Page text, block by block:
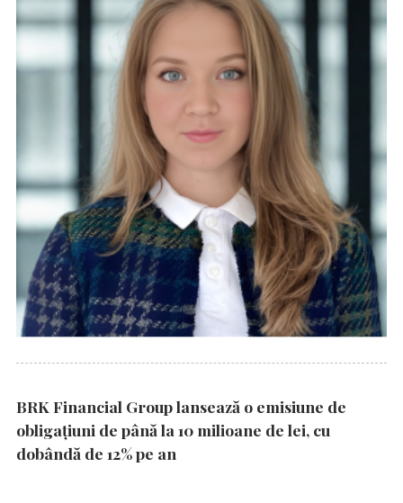
BRK Financial Group lansează o emisiune de
obligațiuni de până la 10 milioane de lei, cu
dobândă de 12% pe an